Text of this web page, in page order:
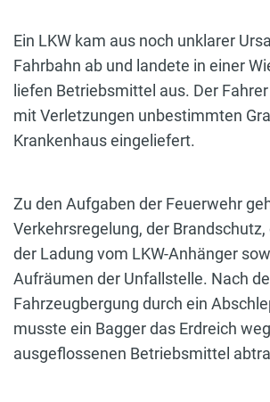
Ein LKW kam aus noch unklarer
Fahrbahn ab und landete in einer
liefen Betriebsmittel aus. Der
mit Verletzungen unbestimmten
Krankenhaus eingeliefert.
Zu den Aufgaben der Feuerwehr
Verkehrsregelung, der
der Ladung vom LKW-Anhänger
Aufräumen der Unfallstelle. Nach
Fahrzeugbergung durch ein
musste ein Bagger das Erdreich
ausgeflossenen Betriebsmittel